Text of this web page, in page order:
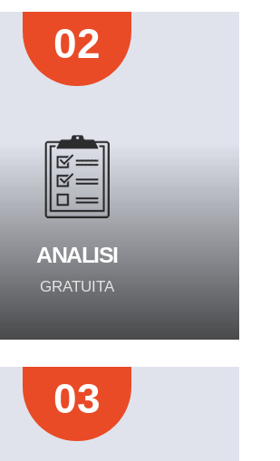
02
ANALISI
GRATUITA
03